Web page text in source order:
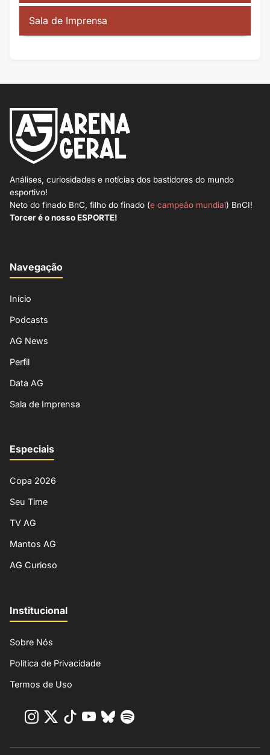
Sala de Imprensa
Análises, curiosidades e notícias dos bastidores do mundo
esportivo!
Neto do finado BnC, filho do finado (e campeão mundial) BnCI!
Torcer é o nosso ESPORTE!
Navegação
Início
Podcasts
AG News
Perfil
Data AG
Sala de Imprensa
Especiais
Copa 2026
Seu Time
TV AG
Mantos AG
AG Curioso
Institucional
Sobre Nós
Política de Privacidade
Termos de Uso